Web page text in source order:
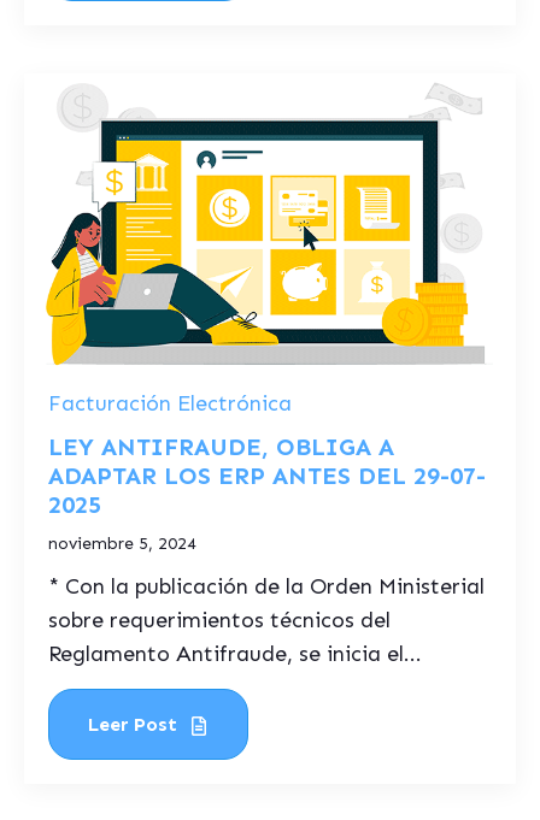
Facturación Electrónica
LEY ANTIFRAUDE, OBLIGA A
ADAPTAR LOS ERP ANTES DEL 29-07-
2025
noviembre 5, 2024
* Con la publicación de la Orden Ministerial
sobre requerimientos técnicos del
Reglamento Antifraude, se inicia el...
Leer Post